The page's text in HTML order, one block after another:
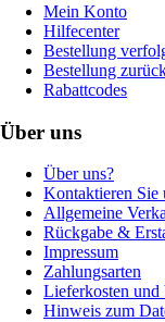
Mein Konto
Hilfecenter
Bestellung
Bestellung
Rabattcodes
Über uns
Über uns?
Kontaktieren Sie
Allgemeine
Rückgabe &
Impressum
Zahlungsarten
Lieferkosten und
Hinweis zum